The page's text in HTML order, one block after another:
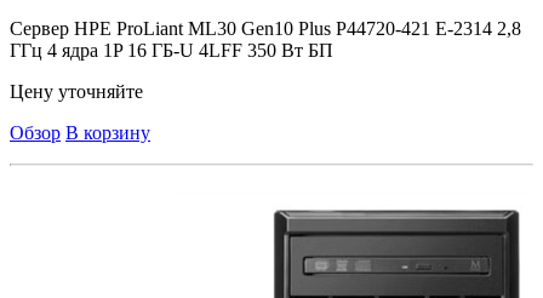
Сервер HPE ProLiant ML30 Gen10 Plus P44720-421 E-2314 2,8
ГГц 4 ядра 1P 16 ГБ-U 4LFF 350 Вт БП
Цену уточняйте
Обзор В корзину